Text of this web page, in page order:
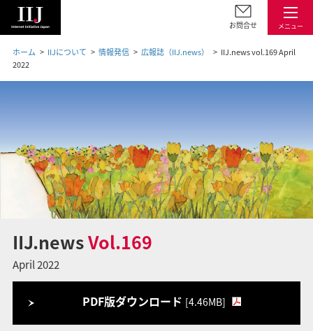
メニュー
お問合せ
ホーム IIJについて 情報発信 広報誌（IIJ.news）
IIJ.news vol.169 April
2022
IIJ.newsVol.169
April 2022
PDF版ダウンロード [4.46MB]